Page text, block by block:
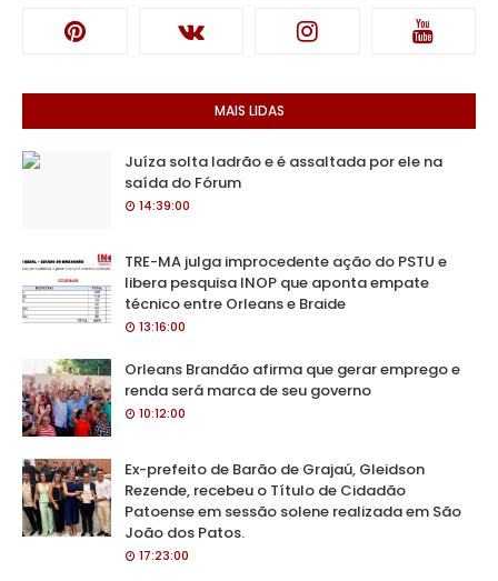
MAIS LIDAS
Juíza solta ladrão e é assaltada por ele na
saída do Fórum
14:39:00
TRE-MA julga improcedente ação do PSTU e
libera pesquisa INOP que aponta empate
técnico entre Orleans e Braide
13:16:00
Orleans Brandão afirma que gerar emprego e
renda será marca de seu governo
10:12:00
Ex-prefeito de Barão de Grajaú, Gleidson
Rezende, recebeu o Título de Cidadão
Patoense em sessão solene realizada em São
João dos Patos.
17:23:00